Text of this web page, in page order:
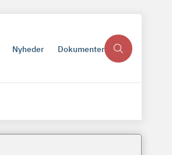
Nyheder Dokumenter